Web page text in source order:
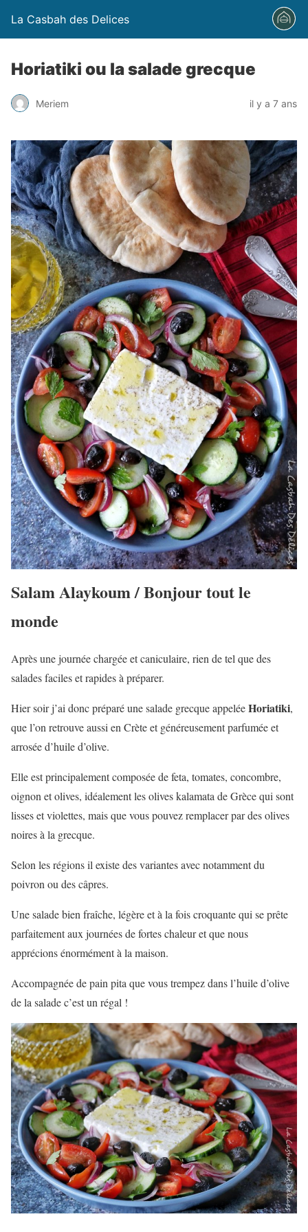
La Casbah des Delices
Horiatiki ou la salade grecque
Meriem il y a 7 ans
Salam Alaykoum / Bonjour tout le
monde
Après une journée chargée et caniculaire, rien de tel que des
salades faciles et rapides à préparer.
Hier soir j’ai donc préparé une salade grecque appeléeHoriatiki,
que l’on retrouve aussi en Crète et généreusement parfumée et
arrosée d’huile d’olive.
Elle est principalement composée de feta, tomates, concombre,
oignon et olives, idéalement les olives kalamata de Grèce qui sont
lisses et violettes, mais que vous pouvez remplacer par des olives
noires à la grecque.
Selon les régions il existe des variantes avec notamment du
poivron ou des câpres.
Une salade bien fraîche, légère et à la fois croquante qui se prête
parfaitement aux journées de fortes chaleur et que nous
apprécions énormément à la maison.
Accompagnée de pain pita que vous trempez dans l’huile d’olive
de la salade c’est un régal !